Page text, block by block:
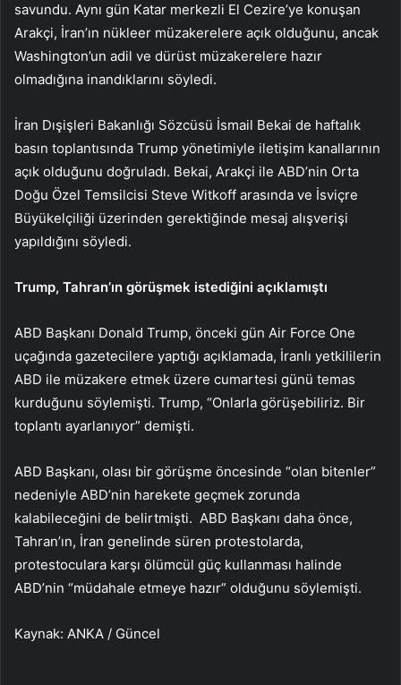
savundu. Aynı gün Katar merkezli El Cezire’ye konuşan
Arakçi, İran’ın nükleer müzakerelere açık olduğunu, ancak
Washington’un adil ve dürüst müzakerelere hazır
olmadığına inandıklarını söyledi.
İran Dışişleri Bakanlığı Sözcüsü İsmail Bekai de haftalık
basın toplantısında Trump yönetimiyle iletişim kanallarının
açık olduğunu doğruladı. Bekai, Arakçi ile ABD’nin Orta
Doğu Özel Temsilcisi Steve Witkoff arasında ve İsviçre
Büyükelçiliği üzerinden gerektiğinde mesaj alışverişi
yapıldığını söyledi.
Trump, Tahran’ın görüşmek istediğini açıklamıştı
ABD Başkanı Donald Trump, önceki gün Air Force One
uçağında gazetecilere yaptığı açıklamada, İranlı yetkililerin
ABD ile müzakere etmek üzere cumartesi günü temas
kurduğunu söylemişti. Trump, “Onlarla görüşebiliriz. Bir
toplantı ayarlanıyor” demişti.
ABD Başkanı, olası bir görüşme öncesinde “olan bitenler”
nedeniyle ABD’nin harekete geçmek zorunda
kalabileceğini de belirtmişti. ABD Başkanı daha önce,
Tahran’ın, İran genelinde süren protestolarda,
protestoculara karşı ölümcül güç kullanması halinde
ABD’nin “müdahale etmeye hazır” olduğunu söylemişti.
Kaynak: ANKA / Güncel